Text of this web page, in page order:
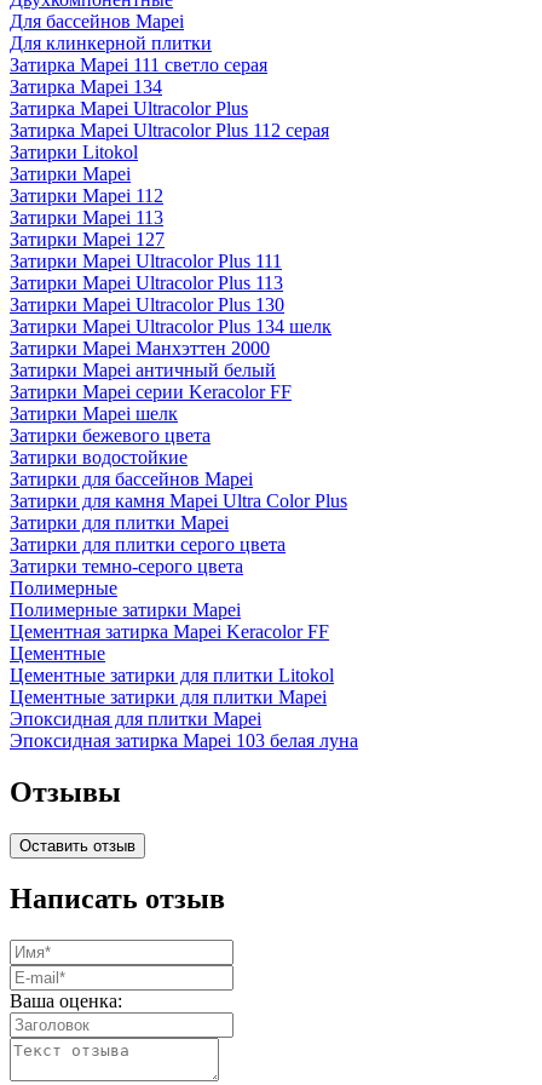
Для бассейнов Mapei
Для клинкерной плитки
Затирка Mapei 111 светло серая
Затирка Mapei 134
Затирка Mapei Ultracolor Plus
Затирка Mapei Ultracolor Plus 112 серая
Затирки Litokol
Затирки Mapei
Затирки Mapei 112
Затирки Mapei 113
Затирки Mapei 127
Затирки Mapei Ultracolor Plus 111
Затирки Mapei Ultracolor Plus 113
Затирки Mapei Ultracolor Plus 130
Затирки Mapei Ultracolor Plus 134 шелк
Затирки Mapei Манхэттен 2000
Затирки Mapei античный белый
Затирки Mapei серии Keracolor FF
Затирки Mapei шелк
Затирки бежевого цвета
Затирки водостойкие
Затирки для бассейнов Mapei
Затирки для камня Mapei Ultra Color Plus
Затирки для плитки Mapei
Затирки для плитки серого цвета
Затирки темно-серого цвета
Полимерные
Полимерные затирки Mapei
Цементная затирка Mapei Keracolor FF
Цементные
Цементные затирки для плитки Litokol
Цементные затирки для плитки Mapei
Эпоксидная для плитки Mapei
Эпоксидная затирка Mapei 103 белая луна
Отзывы
Оставить отзыв
Написать отзыв
Ваша оценка: